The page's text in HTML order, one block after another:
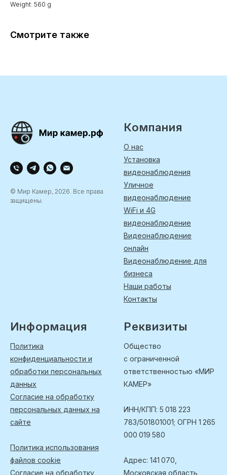
Weight: 560 g
Смотрите также
© Мир Камер, 2026. Все права
защищены.
Компания
О нас
Установка
видеонаблюдения
Уличное
видеонаблюдение
WiFi и 4G
видеонаблюдение
Видеонаблюдение
онлайн
Видеонаблюдение для
бизнеса
Наши работы
Контакты
Информация
Политика
конфиденциальности и
обработки персональных
данных
Согласие на обработку
персональных данных на
сайте
Политика использования
файлов cookie
Согласие на обработку
Реквизиты
Общество
с ограниченной
ответственностью «МИР
КАМЕР»
ИНН/КПП: 5 018 223
783/501801001; ОГРН 1 265
000 019 580
Адрес: 141 070,
Московская область,